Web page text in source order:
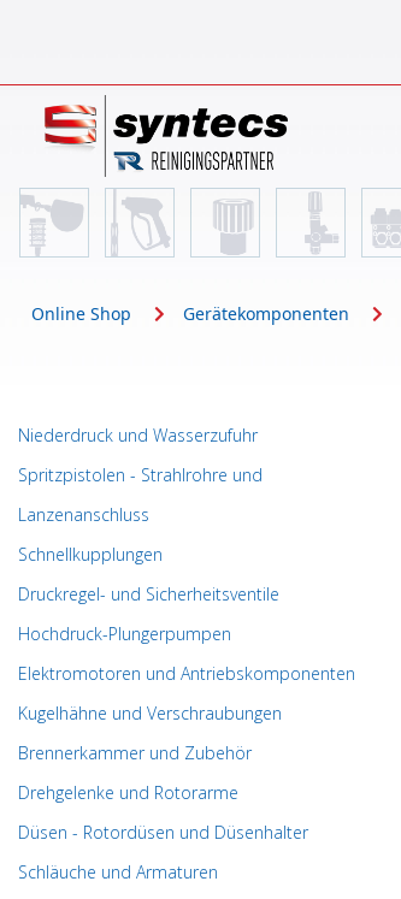
Online Shop Gerätekomponenten
Niederdruck und Wasserzufuhr
Spritzpistolen - Strahlrohre und
Lanzenanschluss
Schnellkupplungen
Druckregel- und Sicherheitsventile
Hochdruck-Plungerpumpen
Elektromotoren und Antriebskomponenten
Kugelhähne und Verschraubungen
Brennerkammer und Zubehör
Drehgelenke und Rotorarme
Düsen - Rotordüsen und Düsenhalter
Schläuche und Armaturen